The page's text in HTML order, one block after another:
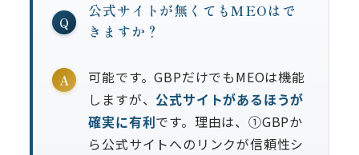
Q
公式サイトが無くてもMEOはで
きますか？
A
可能です。GBPだけでもMEOは機能
しますが、 公式サイトがあるほうが
確実に有利です。理由は、①GBPか
ら公式サイトへのリンクが信頼性シ